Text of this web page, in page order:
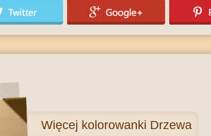
Więcej kolorowanki Drzewa